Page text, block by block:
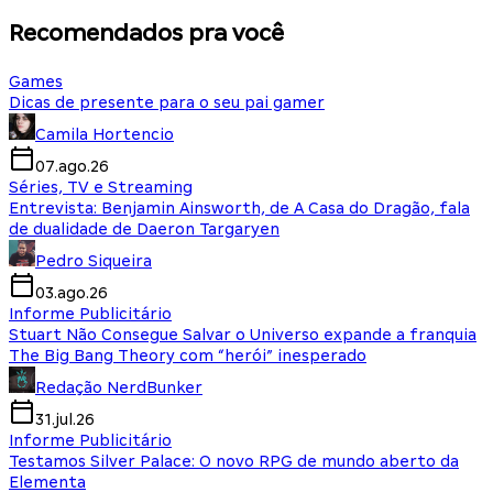
Recomendados pra você
Games
Dicas de presente para o seu pai gamer
Camila Hortencio
07.ago.26
Séries, TV e Streaming
Entrevista: Benjamin Ainsworth, de A Casa do Dragão, fala
de dualidade de Daeron Targaryen
Pedro Siqueira
03.ago.26
Informe Publicitário
Stuart Não Consegue Salvar o Universo expande a franquia
The Big Bang Theory com “herói” inesperado
Redação NerdBunker
31.jul.26
Informe Publicitário
Testamos Silver Palace: O novo RPG de mundo aberto da
Elementa